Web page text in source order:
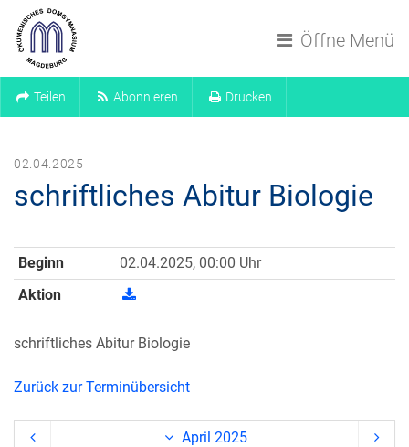
Öffne Menü
Teilen Abonnieren Drucken
02.04.2025
schriftliches Abitur Biologie
Beginn
02.04.2025, 00:00 Uhr
Aktion
schriftliches Abitur Biologie
Zurück zur Terminübersicht
April 2025